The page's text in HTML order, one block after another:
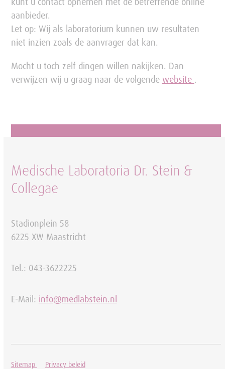
aanbieder.
Let op: Wij als laboratorium kunnen uw resultaten
niet inzien zoals de aanvrager dat kan.
Mocht u toch zelf dingen willen nakijken. Dan
verwijzen wij u graag naar de volgende website .
Medische Laboratoria Dr. Stein &
Collegae
Stadionplein 58
6225 XW Maastricht
Tel.: 043-3622225
E-Mail: info@medlabstein.nl
Sitemap Privacy beleid